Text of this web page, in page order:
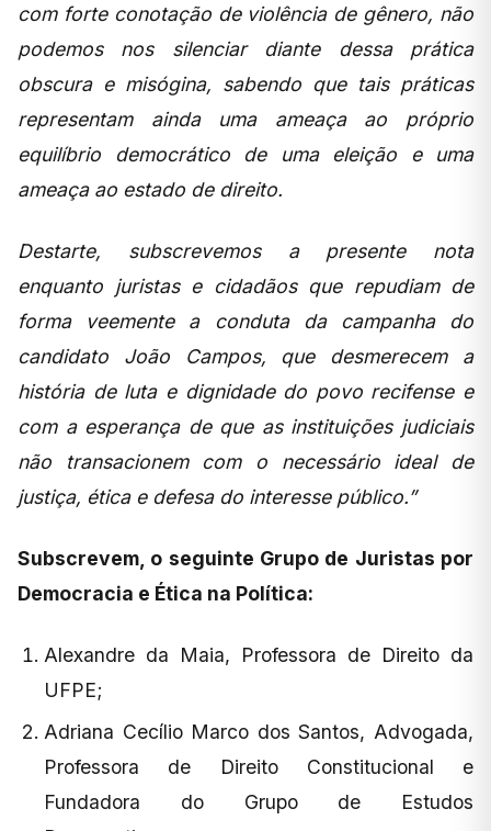
com forte conotação de violência de gênero, não
podemos nos silenciar diante dessa prática
obscura e misógina, sabendo que tais práticas
representam ainda uma ameaça ao próprio
equilíbrio democrático de uma eleição e uma
ameaça ao estado de direito.
Destarte, subscrevemos a presente nota
enquanto juristas e cidadãos que repudiam de
forma veemente a conduta da campanha do
candidato João Campos, que desmerecem a
história de luta e dignidade do povo recifense e
com a esperança de que as instituições judiciais
não transacionem com o necessário ideal de
justiça, ética e defesa do interesse público.”
Subscrevem, o seguinte Grupo de Juristas por
Democracia e Ética na Política:
Alexandre da Maia, Professora de Direito da
UFPE;
Adriana Cecílio Marco dos Santos, Advogada,
Professora de Direito Constitucional e
Fundadora do Grupo de Estudos